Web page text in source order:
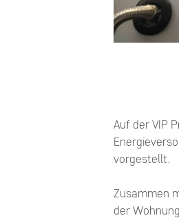
Auf der VIP
vorgestellt.
Zusammen
der